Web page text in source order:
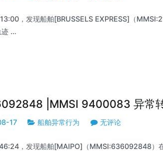
，发现船舶[BRUSSELS EXPRESS]（
迹 …
|MMSI 9400083 异常
17 船舶异常行为 无评论
，发现船舶[MAIPO]（MMSI:636092848）